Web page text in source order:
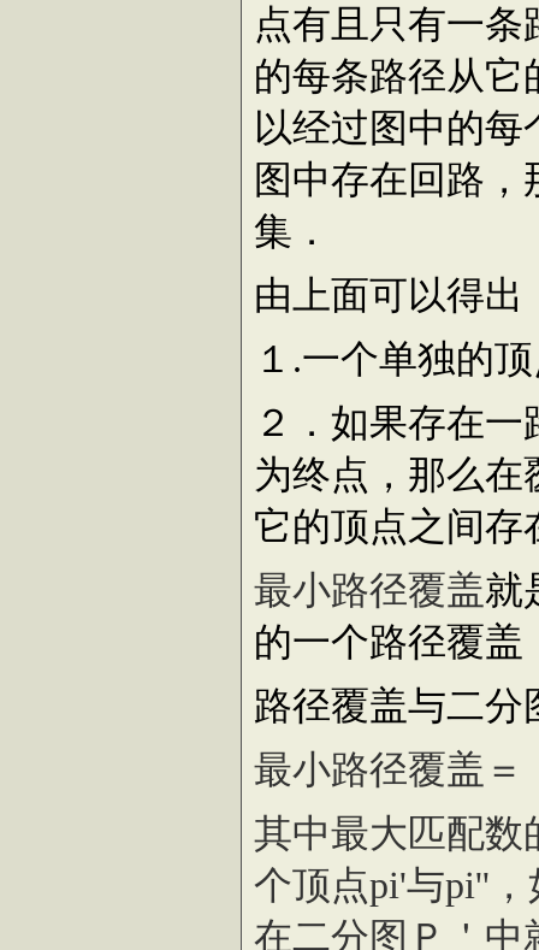
点有且只有一
的每条路径从
以经过图中的
图中存在回路
集．
由上面可以得出
１.一个单独的
２．如果存在一
为终点，那么在
它的顶点之间存
最小路径覆盖就
的一个路径覆盖
路径覆盖与二分
最小路径覆盖＝
其中最大匹配数
个顶点pi'与pi''
在二分图Ｐ＇中